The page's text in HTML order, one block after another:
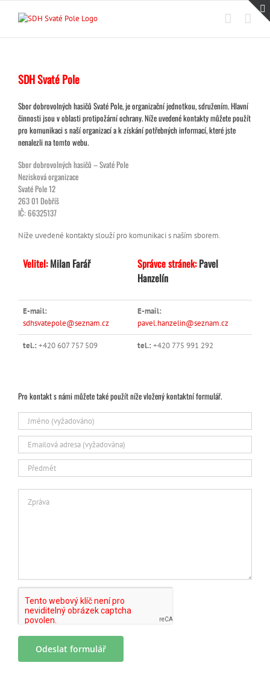
SDH Svaté Pole
Sbor dobrovolných hasičů Svaté Pole, je organizační jednotkou, sdružením. Hlavní
činnosti jsou v oblasti protipožární ochrany. Níže uvedené kontakty můžete použít
pro komunikaci s naší organizací a k získání potřebných informací, které jste
nenalezli na tomto webu.
Sbor dobrovolných hasičů – Svaté Pole
Nezisková organizace
Svaté Pole 12
263 01 Dobříš
IČ: 66325137
Níže uvedené kontakty slouží pro komunikaci s naším sborem.
Velitel: Milan Farář Správce stránek: Pavel
Hanzelín
E-mail:
sdhsvatepole@seznam.cz
E-mail:
pavel.hanzelin@seznam.cz
tel.: +420 607 757 509 tel.: +420 775 991 292
Pro kontakt s námi můžete také použít níže vložený kontaktní formulář.